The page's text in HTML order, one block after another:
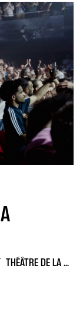
THÉÂTRE DE LA CONCORDE